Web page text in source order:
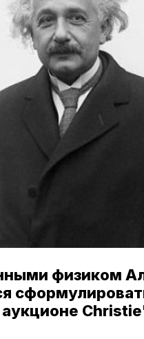
физиком